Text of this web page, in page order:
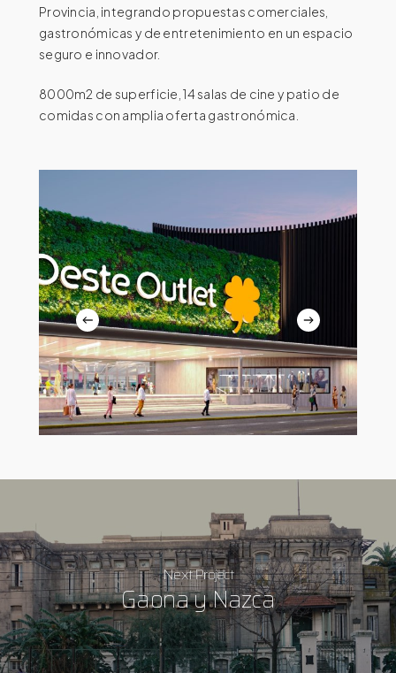
Provincia, integrando propuestas comerciales,
gastronómicas y de entretenimiento en un espacio
seguro e innovador.
8000m2 de superficie, 14 salas de cine y patio de
comidas con amplia oferta gastronómica.
Next Project
Gaona y Nazca